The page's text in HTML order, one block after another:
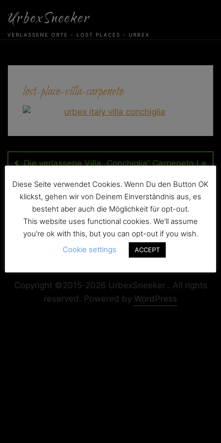
content
UrbexSneeker
VERLASSENE ORTE - LOST PLACES - URBEX
lost-place-villa-carpeneto
Die verlassene Villa „Conchiglia“ Carpeneto La
Copyright ©2015-2026 UrbexSneeker . All rights
reserved. Powered by WordPress
Diese Seite verwendet Cookies. Wenn Du den Button OK
klickst, gehen wir von Deinem Einverständnis aus, es
besteht aber auch die Möglichkeit für opt-out.
This website uses functional cookies. We'll assume
you're ok with this, but you can opt-out if you wish.
Cookie settings
ACCEPT